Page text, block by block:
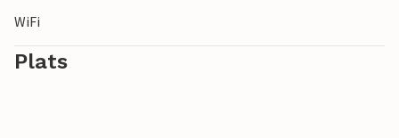
WiFi
Plats